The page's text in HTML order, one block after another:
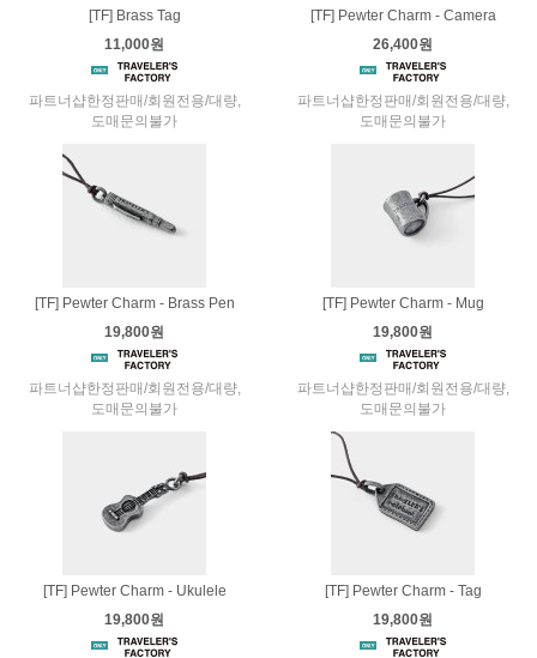
[TF] Brass Tag
11,000원
파트너샵한정판매/회원전용/대량,
도매문의불가
[TF] Pewter Charm - Camera
26,400원
파트너샵한정판매/회원전용/대량,
도매문의불가
[TF] Pewter Charm - Brass Pen
19,800원
파트너샵한정판매/회원전용/대량,
도매문의불가
[TF] Pewter Charm - Mug
19,800원
파트너샵한정판매/회원전용/대량,
도매문의불가
[TF] Pewter Charm - Ukulele
19,800원
[TF] Pewter Charm - Tag
19,800원